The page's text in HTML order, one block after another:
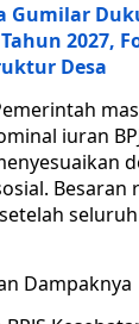
Gumilar
2027,
Desa
iuran
Besaran
Dampaknya